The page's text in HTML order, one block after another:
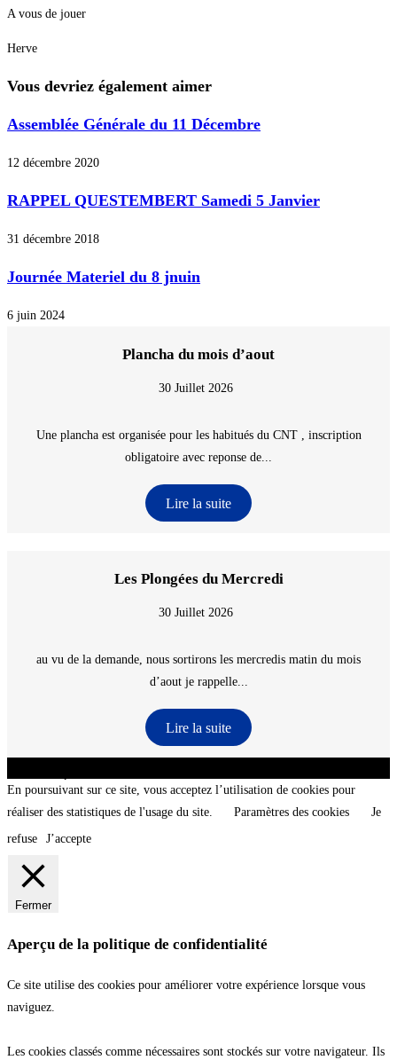
A vous de jouer
Herve
Vous devriez également aimer
Assemblée Générale du 11 Décembre
12 décembre 2020
RAPPEL QUESTEMBERT Samedi 5 Janvier
31 décembre 2018
Journée Materiel du 8 jnuin
6 juin 2024
Plancha du mois d’aout
30 Juillet 2026
Une plancha est organisée pour les habitués du CNT , inscription
obligatoire avec reponse de...
Lire la suite
Les Plongées du Mercredi
30 Juillet 2026
au vu de la demande, nous sortirons les mercredis matin du mois
d’aout je rappelle...
Lire la suite
En poursuivant sur ce site, vous acceptez l’utilisation de cookies pour
réaliser des statistiques de l'usage du site.
Paramètres des cookies
Je
refuse
J’accepte
Fermer
Aperçu de la politique de confidentialité
Ce site utilise des cookies pour améliorer votre expérience lorsque vous
naviguez.
Les cookies classés comme nécessaires sont stockés sur votre navigateur. Ils